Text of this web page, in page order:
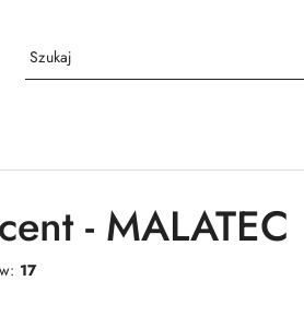
- MALATEC
17